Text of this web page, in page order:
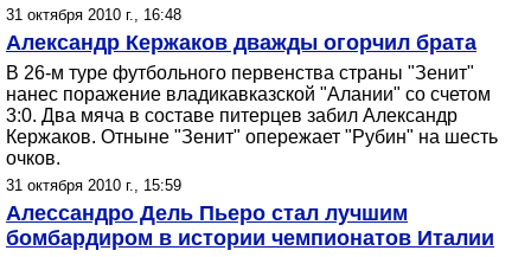
31 октября 2010 г., 16:48
Александр Кержаков дважды огорчил брата
В 26-м туре футбольного первенства страны "Зенит"
нанес поражение владикавказской "Алании" со счетом
3:0. Два мяча в составе питерцев забил Александр
Кержаков. Отныне "Зенит" опережает "Рубин" на шесть
очков.
31 октября 2010 г., 15:59
Алессандро Дель Пьеро стал лучшим
бомбардиром в истории чемпионатов Италии